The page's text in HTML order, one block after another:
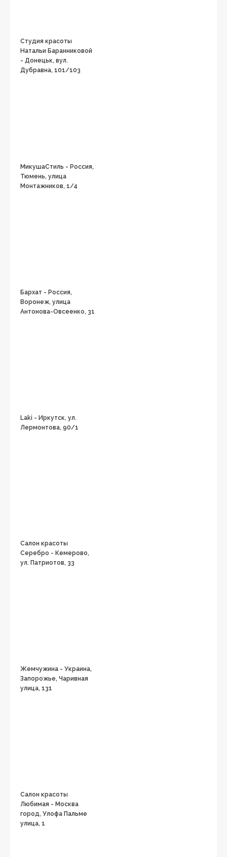
Студия красоты
Натальи Баранниковой
- Донецьк, вул.
Дубравна, 101/103
МикушаСтиль - Россия,
Тюмень, улица
Монтажников, 1/4
Бархат - Россия,
Воронеж, улица
Антонова-Овсеенко, 31
Laki - Иркутск, ул.
Лермонтова, 90/1
Салон красоты
Серебро - Кемерово,
ул. Патриотов, 33
Жемчужина - Украина,
Запорожье, Чаривная
улица, 131
Салон красоты
Любимая - Москва
город, Улофа Пальме
улица, 1